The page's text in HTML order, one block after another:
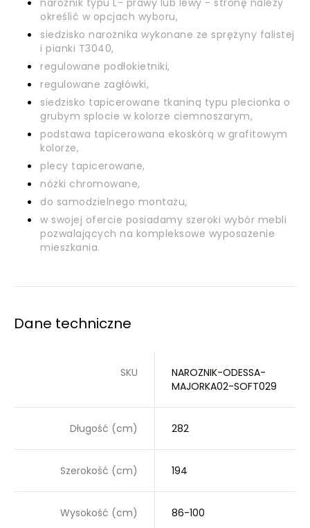
narożnik typu L- prawy lub lewy - stronę należy
określić w opcjach wyboru,
siedzisko narożnika wykonane ze sprężyny falistej
i pianki T3040,
regulowane podłokietniki,
regulowane zagłówki,
siedzisko tapicerowane tkaniną typu plecionka o
grubym splocie w kolorze ciemnoszarym,
podstawa tapicerowana ekoskórą w grafitowym
kolorze,
plecy tapicerowane,
nóżki chromowane,
do samodzielnego montażu,
w swojej ofercie posiadamy szeroki wybór mebli
pozwalających na kompleksowe wyposażenie
mieszkania.
Dane techniczne
SKU
NAROZNIK-ODESSA-
MAJORKA02-SOFT029
Długość (cm) 282
Szerokość (cm) 194
Wysokość (cm) 86-100